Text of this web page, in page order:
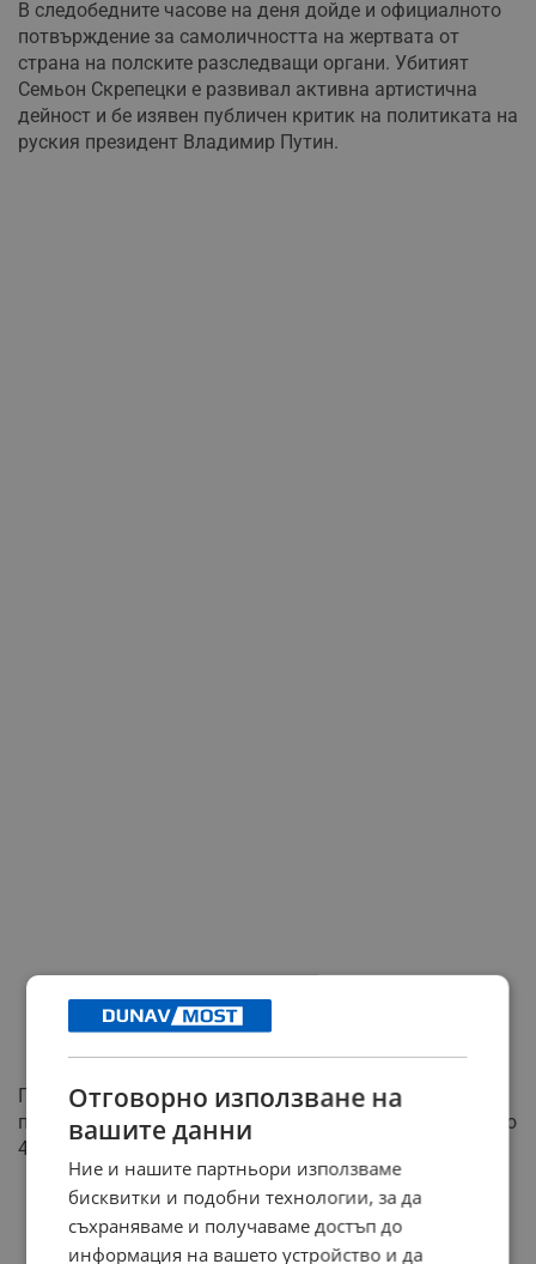
В следобедните часове на деня дойде и официалното
потвърждение за самоличността на жертвата от
страна на полските разследващи органи. Убитият
Семьон Скрепецки е развивал активна артистична
дейност и бе изявен публичен критик на политиката на
руския президент Владимир Путин.
През последните месеци той е пребивавал за
постоянно в град Бяла Подляска, намиращ се на около
40 километра от беларуската граница.
РЕКЛАМА
Отговорно използване на
вашите данни
Ние и нашите партньори използваме
бисквитки и подобни технологии, за да
съхраняваме и получаваме достъп до
информация на вашето устройство и да